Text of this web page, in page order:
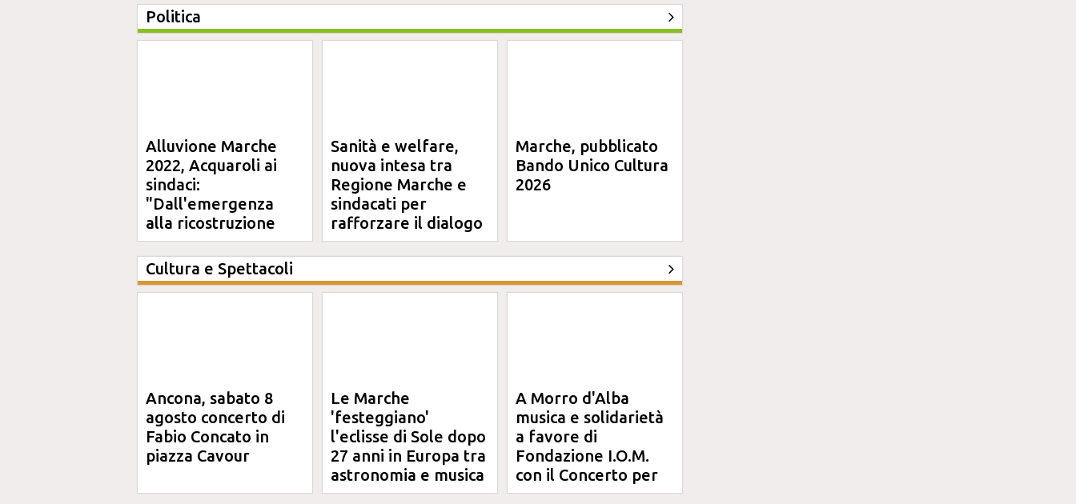
Politica
Alluvione Marche
2022, Acquaroli ai
sindaci:
"Dall'emergenza
alla ricostruzione
definitiva"
Sanità e welfare,
nuova intesa tra
Regione Marche e
sindacati per
rafforzare il dialogo
Marche, pubblicato
Bando Unico Cultura
2026
Cultura e Spettacoli
Ancona, sabato 8
agosto concerto di
Fabio Concato in
piazza Cavour
Le Marche
'festeggiano'
l'eclisse di Sole dopo
27 anni in Europa tra
astronomia e musica
A Morro d'Alba
musica e solidarietà
a favore di
Fondazione I.O.M.
con il Concerto per
Anna